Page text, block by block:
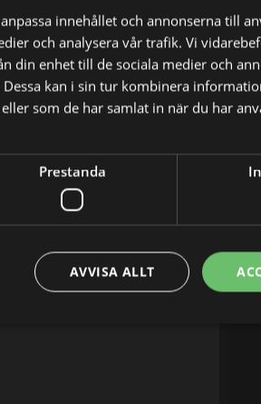
dekorativ ljuskrona i
deras precision på prov
i utmaningen måste de
de kan utan att den
E-postadress
innehållet och annonserna till
och analysera vår trafik. Vi
din enhet till de sociala medier och
kan i sin tur kombinera
som de har samlat in när du har
Prestanda
AVVISA ALLT